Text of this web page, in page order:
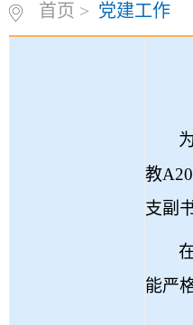
首页 > 党建工作
教
支副
能严